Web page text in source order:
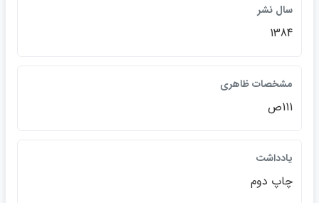
سال نشر
1384
مشخصات ظاهري
111ص
يادداشت
چاپ دوم